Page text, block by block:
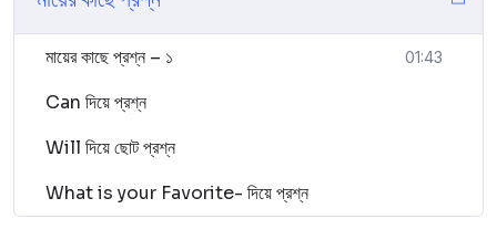
মায়ের কাছে প্রশ্ন – ১ 01:43
Can দিয়ে প্রশ্ন
Will দিয়ে ছোট প্রশ্ন
What is your Favorite- দিয়ে প্রশ্ন